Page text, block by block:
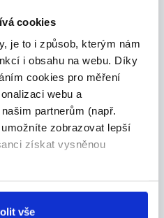
cookies
je to i způsob, kterým nám
i obsahu na webu. Díky
cookies pro měření
webu a
partnerům (např.
zobrazovat lepší
získat vysněnou
vše
doučování pro každ...
23.07.2026
|
60 000 Kč
a řízením výroby?